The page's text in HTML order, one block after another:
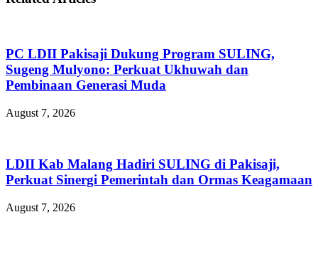
PC LDII Pakisaji Dukung Program SULING,
Sugeng Mulyono: Perkuat Ukhuwah dan
Pembinaan Generasi Muda
August 7, 2026
LDII Kab Malang Hadiri SULING di Pakisaji,
Perkuat Sinergi Pemerintah dan Ormas Keagamaan
August 7, 2026